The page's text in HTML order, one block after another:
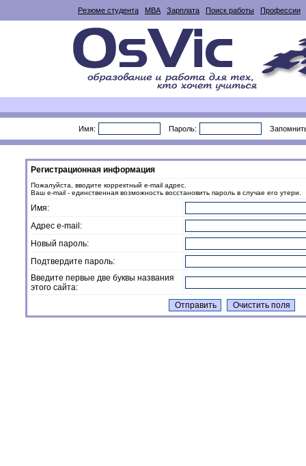
Резюме студента MBA Зарплата Поиск работы Профессии
Имя: Пароль:
Регистрационная информация
Пожалуйста, вводите корректный e-mail адрес.
Ваш e-mail - единственная возможность восстановить пароль в случае его утери.
Имя:
Адрес e-mail:
Новый пароль:
Подтвердите пароль:
Введите первые две буквы названия
этого сайта: